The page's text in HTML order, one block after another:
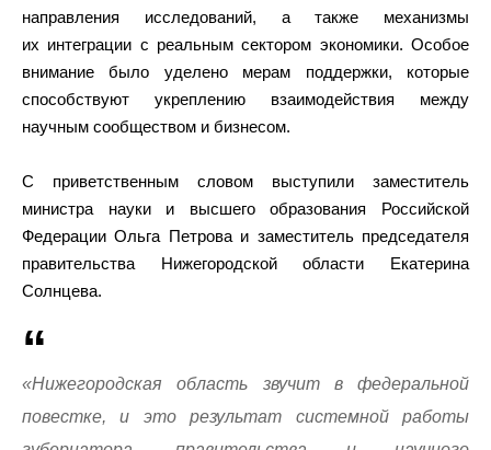
направления исследований, а также механизмы
их интеграции с реальным сектором экономики. Особое
внимание было уделено мерам поддержки, которые
способствуют укреплению взаимодействия между
научным сообществом и бизнесом.
С приветственным словом выступили заместитель
министра науки и высшего образования Российской
Федерации Ольга Петрова и заместитель председателя
правительства Нижегородской области Екатерина
Солнцева.
«Нижегородская область звучит в федеральной
повестке, и это результат системной работы